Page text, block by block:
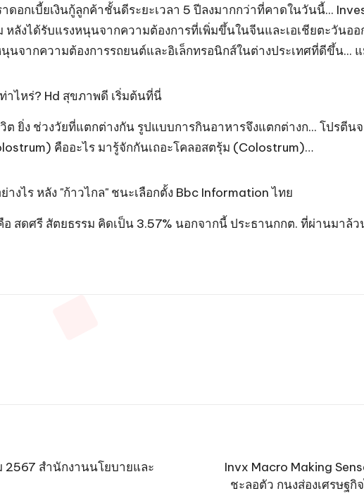
อกเบี้ยเงินกู้ลูกค้าชั้นดีระยะเวลา 5 ปีลงมากกว่าที่คาดในวันนี้...
ลังได้รับแรงหนุนจากความต้องการที่เพิ่มขึ้นในจีนและเอเชียตะวันอ
จากความต้องการรถยนต์และอิเล็กทรอนิกส์ในต่างประเทศที่ดีขึ้น...
าไหร่? Hd สุขภาพดี เริ่มต้นที่นี่
ต ยิ่ง ช่วงวัยที่แตกต่างกัน รูปแบบการกินอาหารจึงแตกต่างก... โปร
คืออะไร มารู้จักกันเถอะโคลอสตรุ้ม (Colostrum)…
างไร หลัง "ก้าวไกล" ชนะเลือกตั้ง Bbc Information ไทย
สดศรี สัตยธรรม คิดเป็น 3.57% นอกจากนี้ ประธานกกต. ที่ผ่านมาล้
2567 สำนักงานนโยบายและ
Invx Macro Making
ชะลอตัว กนงส่องเศรษฐ